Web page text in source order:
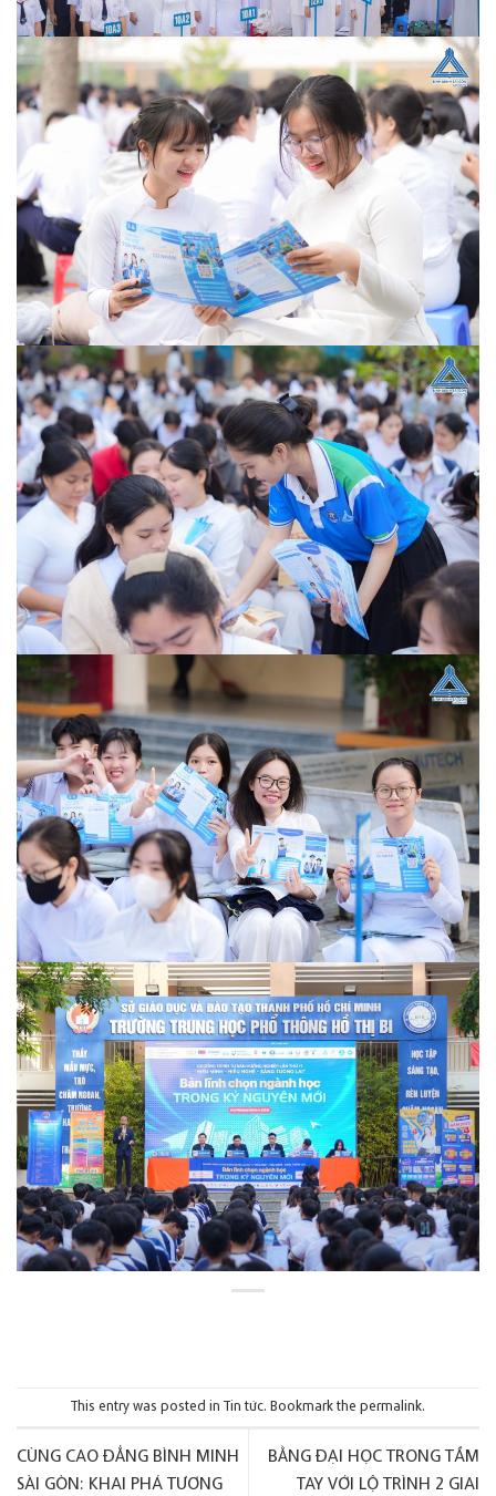
This entry was posted in Tin tức. Bookmark the permalink.
CÙNG CAO ĐẲNG BÌNH MINH
SÀI GÒN: KHAI PHÁ TƯƠNG
BẰNG ĐẠI HỌC TRONG TẦM
TAY VỚI LỘ TRÌNH 2 GIAI